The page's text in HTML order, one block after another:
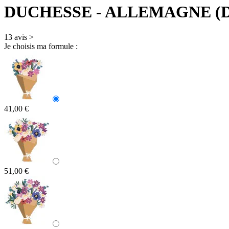
DUCHESSE - ALLEMAGNE
13 avis >
Je choisis ma formule :
41,00 €
51,00 €